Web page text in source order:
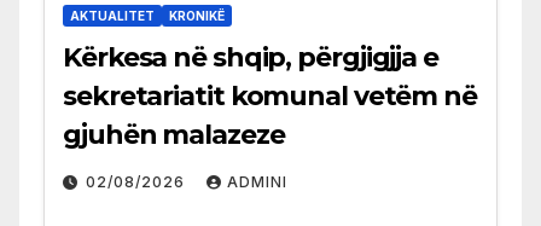
AKTUALITET KRONIKË
Kërkesa në shqip, përgjigjja e
sekretariatit komunal vetëm në
gjuhën malazeze
02/08/2026 ADMINI